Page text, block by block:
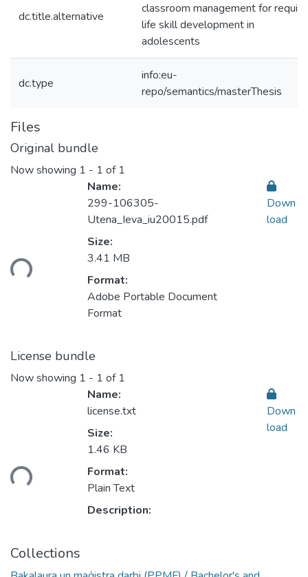
dc.title.alternative
classroom management for
life skill development in
adolescents
dc.type
info:eu-
repo/semantics/masterThesis
Files
Original bundle
Now showing 1 - 1 of 1
Name:
299-106305-
Utena_Ieva_iu20015.pdf
Size:
3.41 MB
Format:
Adobe Portable Document
Format
Down
load
License bundle
Now showing 1 - 1 of 1
Name:
license.txt
Size:
1.46 KB
Format:
Plain Text
Description:
Down
load
Collections